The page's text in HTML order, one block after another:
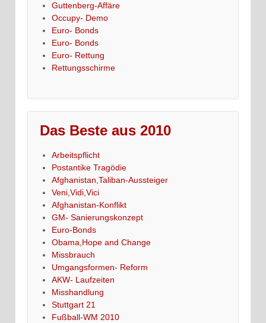
Guttenberg-Affäre
Occupy- Demo
Euro- Bonds
Euro- Bonds
Euro- Rettung
Rettungsschirme
Das Beste aus 2010
Arbeitspflicht
Postantike Tragödie
Afghanistan,Taliban-Aussteiger
Veni,Vidi,Vici
Afghanistan-Konflikt
GM- Sanierungskonzept
Euro-Bonds
Obama,Hope and Change
Missbrauch
Umgangsformen- Reform
AKW- Laufzeiten
Misshandlung
Stuttgart 21
Fußball-WM 2010